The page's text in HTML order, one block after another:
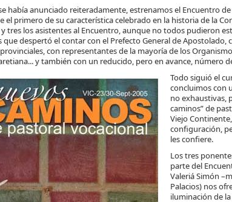
había anunciado reiteradamente, estrenamos el Encuentro
el primero de su característica celebrado en la historia de la
tres los asistentes al Encuentro, aunque no todos pudieron
que despertó el contar con el Prefecto General de Apostolado,
con representantes de la mayoría de los
y también con un reducido, pero en avance, número
Todo siguió el
concluimos con
no exhaustivas,
caminos” de
Viejo
configuración,
les confiere.
Los tres
parte del
Valeriá Simón
Palacios) nos
iluminación de